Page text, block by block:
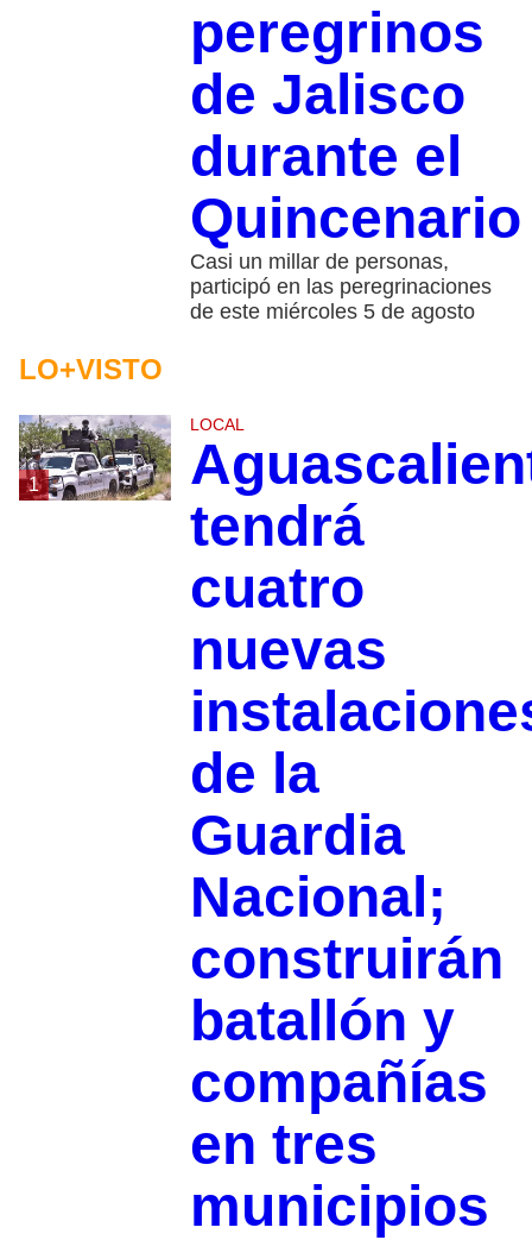
peregrinos
de Jalisco
durante el
Quincenario
Casi un millar de personas,
participó en las peregrinaciones
de este miércoles 5 de agosto
LO+VISTO
1
LOCAL
tendrá
cuatro
nuevas
de la
Guardia
Nacional;
construirán
batallón y
compañías
en tres
municipios